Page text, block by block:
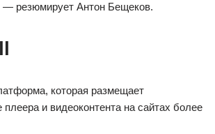
— резюмирует Антон Бещеков.
которая размещает
плеера и видеоконтента на сайтах более